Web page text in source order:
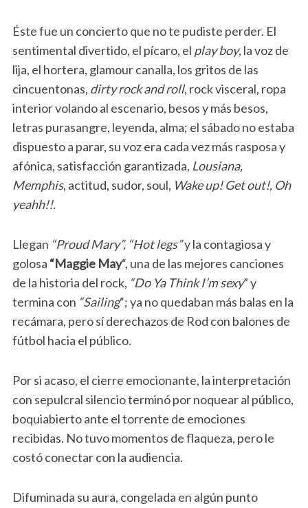
Éste fue un concierto que no te pudiste perder. El
sentimental divertido, el pícaro, el play boy, la voz de
lija, el hortera, glamour canalla, los gritos de las
cincuentonas, dirty rock and roll, rock visceral, ropa
interior volando al escenario, besos y más besos,
letras purasangre, leyenda, alma; el sábado no estaba
dispuesto a parar, su voz era cada vez más rasposa y
afónica, satisfacción garantizada, Lousiana,
Memphis, actitud, sudor, soul, Wake up! Get out!, Oh
yeahh!!.
Llegan “Proud Mary”, “Hot legs”y la contagiosa y
golosa “Maggie May“, una de las mejores canciones
de la historia del rock, “Do Ya Think I’m sexy” y
termina con “Sailing“; ya no quedaban más balas en la
recámara, pero sí derechazos de Rod con balones de
fútbol hacia el público.
Por si acaso, el cierre emocionante, la interpretación
con sepulcral silencio terminó por noquear al público,
boquiabierto ante el torrente de emociones
recibidas. No tuvo momentos de flaqueza, pero le
costó conectar con la audiencia.
Difuminada su aura, congelada en algún punto